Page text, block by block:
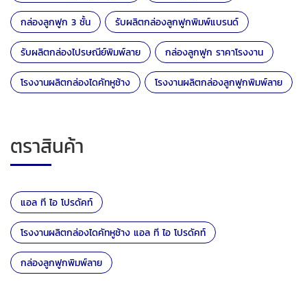
กล่องลูกฟูก 3 ชั้น รับผลิตกล่องลูกฟูกพิมพ์แบรนด์
รับผลิตกล่องไปรษณีย์พิมพ์ลาย กล่องลูกฟูก ราคาโรงงาน
โรงงานผลิตกล่องไดคัทหูช้าง โรงงานผลิตกล่องลูกฟูกพิมพ์ลาย
ตราสินค้า
แอล ที ไอ โปรดัคท์
โรงงานผลิตกล่องไดคัทหูช้าง แอล ที ไอ โปรดัคท์
กล่องลูกฟูกพิมพ์ลาย